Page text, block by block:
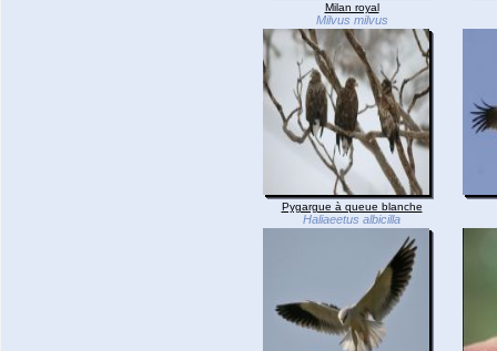
Milan royal
Milvus milvus
Pygargue à queue blanche
Haliaeetus albicilla